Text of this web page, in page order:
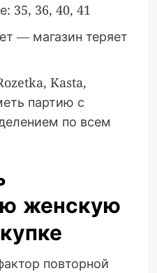
35, 36, 40, 41
— магазин теряет
Kasta,
партию с
по всем
женскую
повторной